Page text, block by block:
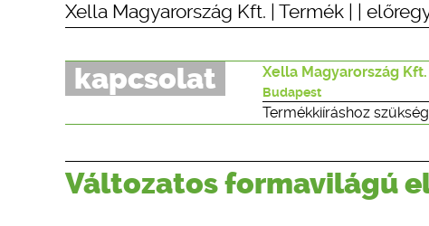
Xella Magyarország Kft. Termék
kapcsolat Xella Magyarország Kft.
Budapest
Termékkiíráshoz
Változatos formavilágú